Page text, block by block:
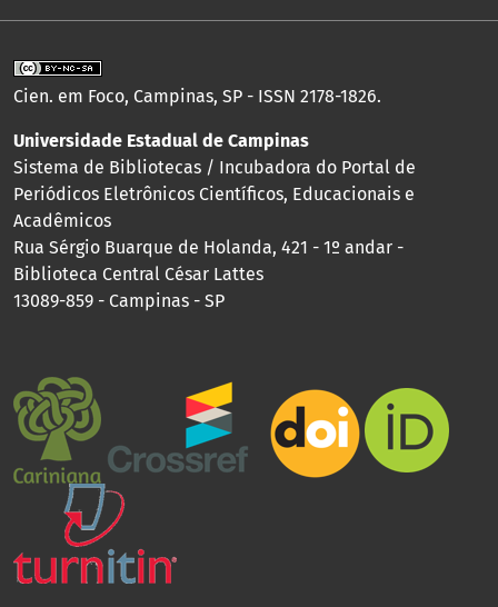
Cien. em Foco, Campinas, SP - ISSN 2178-1826.
Universidade Estadual de Campinas
Sistema de Bibliotecas / Incubadora do Portal de
Periódicos Eletrônicos Científicos, Educacionais e
Acadêmicos
Rua Sérgio Buarque de Holanda, 421 - 1º andar -
Biblioteca Central César Lattes
13089-859 - Campinas - SP